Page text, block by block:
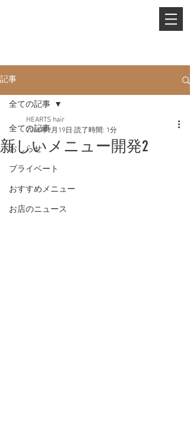
記事
全ての記事
おしらせ
プライベート
おすすめメニュー
お店のニュース
全ての記事
新しいメニュー開発2
HEARTS hair
2018年2月19日 読了時間: 1分